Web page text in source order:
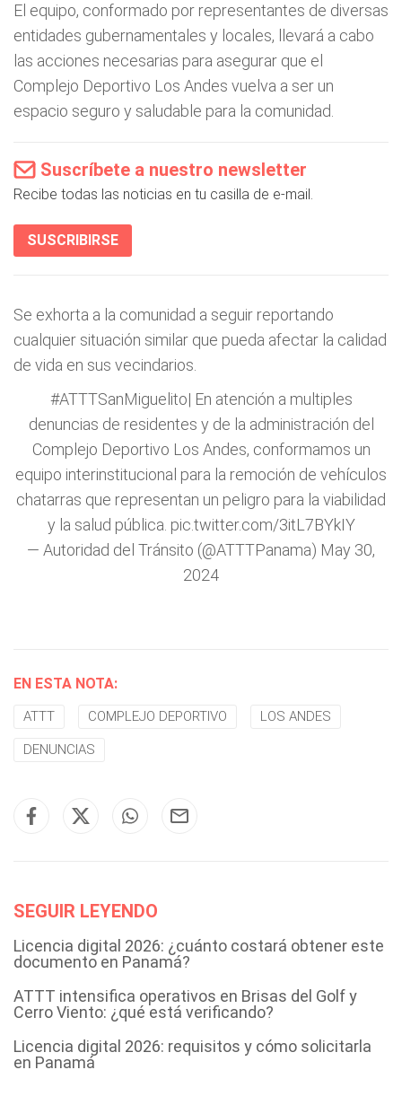
El equipo, conformado por representantes de diversas
entidades gubernamentales y locales, llevará a cabo
las acciones necesarias para asegurar que el
Complejo Deportivo Los Andes vuelva a ser un
espacio seguro y saludable para la comunidad.
Suscríbete a nuestro newsletter
Recibe todas las noticias en tu casilla de e-mail.
SUSCRIBIRSE
Se exhorta a la comunidad a seguir reportando
cualquier situación similar que pueda afectar la calidad
de vida en sus vecindarios.
#ATTTSanMiguelito| En atención a multiples
denuncias de residentes y de la administración del
Complejo Deportivo Los Andes, conformamos un
equipo interinstitucional para la remoción de vehículos
chatarras que representan un peligro para la viabilidad
y la salud pública. pic.twitter.com/3itL7BYkIY
— Autoridad del Tránsito (@ATTTPanama) May 30,
2024
EN ESTA NOTA:
ATTT COMPLEJO DEPORTIVO LOS ANDES
DENUNCIAS
SEGUIR LEYENDO
Licencia digital 2026: ¿cuánto costará obtener este
documento en Panamá?
ATTT intensifica operativos en Brisas del Golf y
Cerro Viento: ¿qué está verificando?
Licencia digital 2026: requisitos y cómo solicitarla
en Panamá